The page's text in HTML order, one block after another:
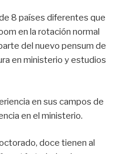
8 países diferentes que
en la rotación normal
del nuevo pensum de
en ministerio y estudios
en sus campos de
en el ministerio.
doce tienen al